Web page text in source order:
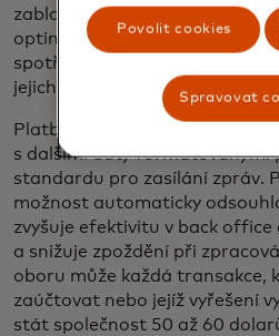
zablokovaných při zpracování,
optimalizaci hotovosti a
spotřebitelům poskytuje
jejich financích.
Platby v reálném čase jsou
s dalšími daty formátovanými
standardu pro zasílání zpráv.
možnost automaticky
zvyšuje efektivitu v back office
a snižuje zpoždění při
oboru může každá transakce,
zaúčtovat nebo jejíž vyřešení
stát společnost 50 až 60
Povolit cookies
Spravovat